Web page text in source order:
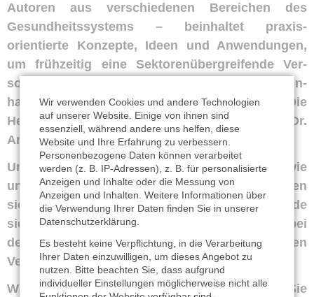
Autoren aus ver­schiedenen Bereichen des
Gesund­heits­systems – be­inhaltet praxis­
orientierte Konzepte, Ideen und An­wendungen,
um früh­zeitig eine Sektoren­über­greifende Ver­
sorgungs­ein­richtung bzw. ein Level-1i-Kranken­
haus erfolg­reich und nach­haltig zu etablieren. Die
Heraus­geber sind Prof. Dr. Lars Timm, Prof. Dr.
Andreas Beivers und Dr. Nicolas Krämer.
Unser Geschäfts­führer Martin Wohlrabe sowie
unser Berater Maximilian Schwärecke widmen
sich mit ihrem Auf­satz dem Thema „Pionier­pfade
sicher beschreiten Ver­besserungs­potenziale bei
der Etablierung eines sektoren­über­greifenden
Ver­sorgungs­zentrums“.
Weitere Informationen zum Hand­buch finden Sie
Wir verwenden Cookies und andere Technologien
auf unserer Website. Einige von ihnen sind
essenziell, während andere uns helfen, diese
Website und Ihre Erfahrung zu verbessern.
Personenbezogene Daten können verarbeitet
werden (z. B. IP-Adressen), z. B. für personalisierte
Anzeigen und Inhalte oder die Messung von
Anzeigen und Inhalten. Weitere Informationen über
die Verwendung Ihrer Daten finden Sie in unserer
Datenschutzerklärung.
Es besteht keine Verpflichtung, in die Verarbeitung
Ihrer Daten einzuwilligen, um dieses Angebot zu
nutzen. Bitte beachten Sie, dass aufgrund
individueller Einstellungen möglicherweise nicht alle